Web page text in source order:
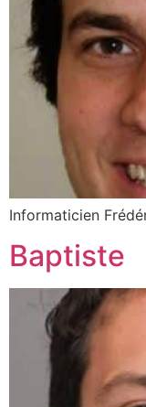
Informaticien
Baptiste